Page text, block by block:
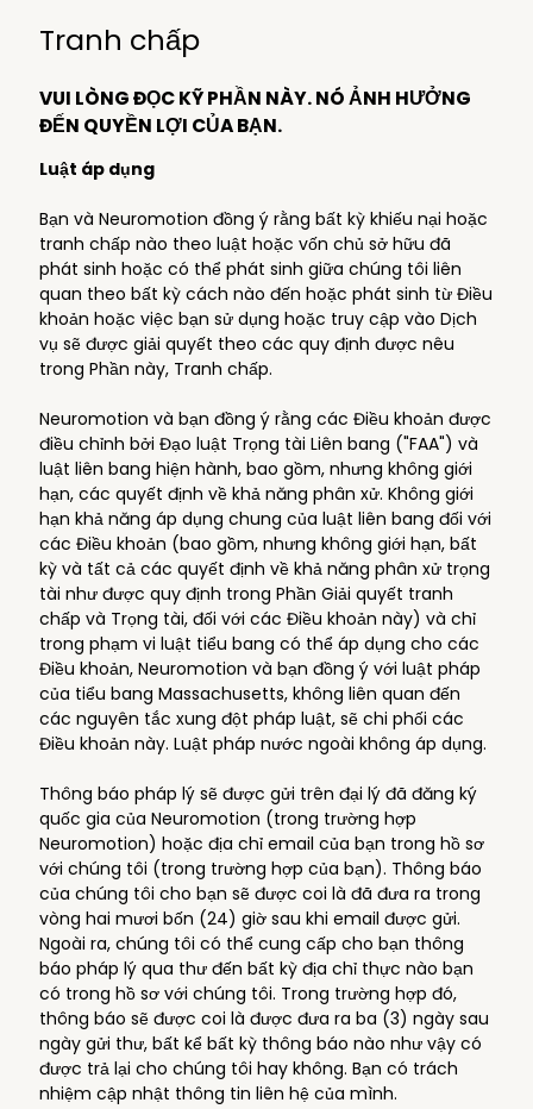
Tranh chấp
VUI LÒNG ĐỌC KỸ PHẦN NÀY. NÓ ẢNH HƯỞNG
ĐẾN QUYỀN LỢI CỦA BẠN.
Luật áp dụng
Bạn và Neuromotion đồng ý rằng bất kỳ khiếu nại hoặc
tranh chấp nào theo luật hoặc vốn chủ sở hữu đã
phát sinh hoặc có thể phát sinh giữa chúng tôi liên
quan theo bất kỳ cách nào đến hoặc phát sinh từ Điều
khoản hoặc việc bạn sử dụng hoặc truy cập vào Dịch
vụ sẽ được giải quyết theo các quy định được nêu
trong Phần này, Tranh chấp.
Neuromotion và bạn đồng ý rằng các Điều khoản được
điều chỉnh bởi Đạo luật Trọng tài Liên bang ("FAA") và
luật liên bang hiện hành, bao gồm, nhưng không giới
hạn, các quyết định về khả năng phân xử. Không giới
hạn khả năng áp dụng chung của luật liên bang đối với
các Điều khoản (bao gồm, nhưng không giới hạn, bất
kỳ và tất cả các quyết định về khả năng phân xử trọng
tài như được quy định trong Phần Giải quyết tranh
chấp và Trọng tài, đối với các Điều khoản này) và chỉ
trong phạm vi luật tiểu bang có thể áp dụng cho các
Điều khoản, Neuromotion và bạn đồng ý với luật pháp
của tiểu bang Massachusetts, không liên quan đến
các nguyên tắc xung đột pháp luật, sẽ chi phối các
Điều khoản này. Luật pháp nước ngoài không áp dụng.
Thông báo pháp lý sẽ được gửi trên đại lý đã đăng ký
quốc gia của Neuromotion (trong trường hợp
Neuromotion) hoặc địa chỉ email của bạn trong hồ sơ
với chúng tôi (trong trường hợp của bạn). Thông báo
của chúng tôi cho bạn sẽ được coi là đã đưa ra trong
vòng hai mươi bốn (24) giờ sau khi email được gửi.
Ngoài ra, chúng tôi có thể cung cấp cho bạn thông
báo pháp lý qua thư đến bất kỳ địa chỉ thực nào bạn
có trong hồ sơ với chúng tôi. Trong trường hợp đó,
thông báo sẽ được coi là được đưa ra ba (3) ngày sau
ngày gửi thư, bất kể bất kỳ thông báo nào như vậy có
được trả lại cho chúng tôi hay không. Bạn có trách
nhiệm cập nhật thông tin liên hệ của mình.